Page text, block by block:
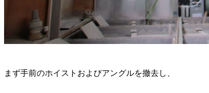
まず手前のホイストおよびアングルを撤去し、